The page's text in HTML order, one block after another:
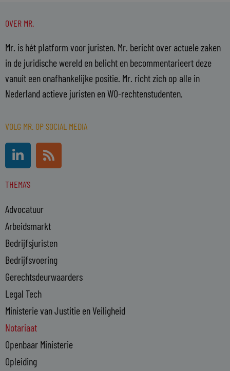
OVER MR.
Mr. is hét platform voor juristen. Mr. bericht over actuele zaken
in de juridische wereld en belicht en becommentarieert deze
vanuit een onafhankelijke positie. Mr. richt zich op alle in
Nederland actieve juristen en WO-rechtenstudenten.
VOLG MR. OP SOCIAL MEDIA
L
i
n
k
d
i
n
-
i
n
R
s
s
THEMA'S
Advocatuur
Arbeidsmarkt
Bedrijfsjuristen
Bedrijfsvoering
Gerechtsdeurwaarders
Legal Tech
Ministerie van Justitie en Veiligheid
Notariaat
Openbaar Ministerie
Opleiding